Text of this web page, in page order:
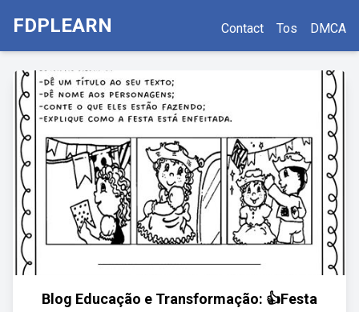
FDPLEARN Contact Tos DMCA
Blog Educação e Transformação: 👍Festa